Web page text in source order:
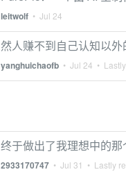
leitwolf • Jul 24
然人赚不到自己认知以外
yanghuichaofb • Jul 24 •
终于做出了我理想中的
2933170747 • Jul 31 • Lastly